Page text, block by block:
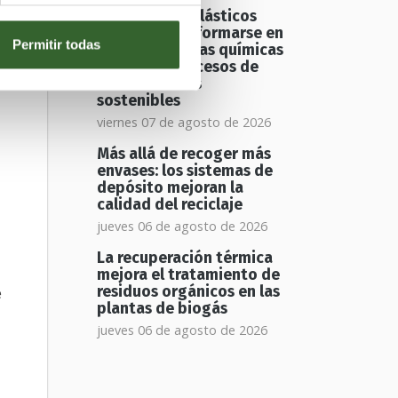
Permitir todas
Los residuos plásticos
podrían transformarse en
materias primas químicas
mediante procesos de
oxidación más
sostenibles
viernes 07 de agosto de 2026
Más allá de recoger más
envases: los sistemas de
depósito mejoran la
calidad del reciclaje
jueves 06 de agosto de 2026
La recuperación térmica
mejora el tratamiento de
residuos orgánicos en las
plantas de biogás
jueves 06 de agosto de 2026